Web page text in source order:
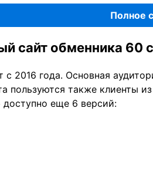
Полное
сайт обменника 60
с 2016 года. Основная
пользуются также клиенты
доступно еще 6 версий: